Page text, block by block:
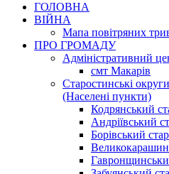
ГОЛОВНА
ВІЙНА
Мапа повітряних
ПРО ГРОМАДУ
Aдміністративний
смт Макарів
Старостинські округи
(Населені пункти)
Кодрянський
Андріївський
Борівський